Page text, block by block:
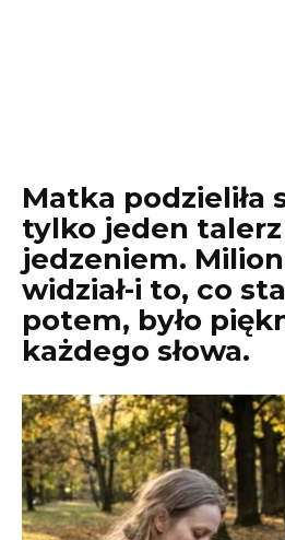
Matka podzieliła
tylko jeden talerz
jedzeniem.
widział-i to, co
potem, było
każdego słowa.